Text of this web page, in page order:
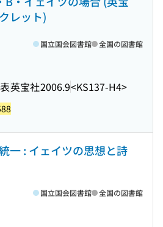
レット)
英宝社2006.9<KS137-H4>
国立国会図書館 全国の図書館
一 : イェイツの思想と詩
国立国会図書館 全国の図書館